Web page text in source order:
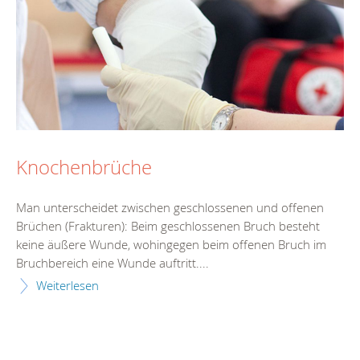
Knochenbrüche
Man unterscheidet zwischen geschlossenen und offenen
Brüchen (Frakturen): Beim geschlossenen Bruch besteht
keine äußere Wunde, wohingegen beim offenen Bruch im
Bruchbereich eine Wunde auftritt....
Weiterlesen